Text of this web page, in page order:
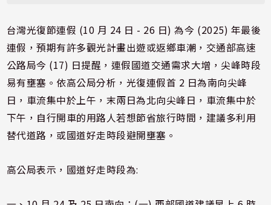
台灣光復節連假 (10 月 24 日 - 26 日) 為今 (2025) 年最後
連假，預期有許多觀光計畫出遊或返鄉車潮，交通部高速
公路局今 (17) 日提醒，連假國道交通需求大增，尖峰時段
易有壅塞。依高公局分析，光復連假首 2 日為南向尖峰
日，車流集中於上午，末兩日為北向尖峰日，車流集中於
下午，自行開車的用路人若想節省旅行時間，建議多利用
替代道路，或國道好走時段避開壅塞。
高公局表示，國道好走時段為: